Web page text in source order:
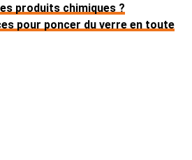
produits chimiques ?
pour poncer du verre en toute